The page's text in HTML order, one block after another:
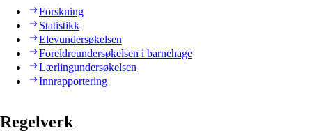
Forskning
Statistikk
Elevundersøkelsen
Foreldreundersøkelsen i barnehage
Lærlingundersøkelsen
Innrapportering
Regelverk